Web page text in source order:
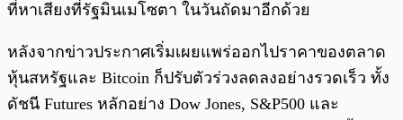
ที่หาเสียงที่รัฐมินเมโซตา ในวันถัดมาอีกด้วย
หลังจากข่าวประกาศเริ่มเผยแพร่ออกไปราคาของตลาด
หุ้นสหรัฐและ Bitcoin ก็ปรับตัวร่วงลดลงอย่างรวดเร็ว ทั้ง
ดัชนี Futures หลักอย่าง Dow Jones, S&P500 และ